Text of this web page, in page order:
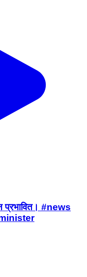
प्रभावित। #news